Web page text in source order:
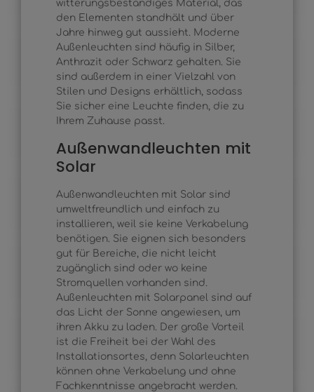
witterungsbeständiges Material, das
den Elementen standhält und über
Jahre hinweg gut aussieht. Moderne
Außenleuchten sind häufig in Silber,
Anthrazit oder Schwarz gehalten. Sie
sind außerdem in einer Vielzahl von
Stilen und Designs erhältlich, sodass
Sie sicher eine Leuchte finden, die zu
Ihrem Zuhause passt.
Außenwandleuchten mit
Solar
Außenwandleuchten mit Solar sind
umweltfreundlich und einfach zu
installieren, weil sie keine Verkabelung
benötigen. Sie eignen sich besonders
gut für Bereiche, die nicht leicht
zugänglich sind oder wo keine
Stromquellen vorhanden sind.
Außenleuchten mit Solarpanel sind auf
das Licht der Sonne angewiesen, um
ihren Akku zu laden. Der große Vorteil
ist die Freiheit bei der Wahl des
Installationsortes, denn Solarleuchten
können ohne Verkabelung und ohne
Fachkenntnisse angebracht werden.